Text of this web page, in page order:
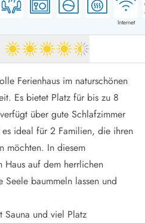
Internet
4.5 von 5
Ferienhaus im naturschönen
Es bietet Platz für bis zu 8
über gute Schlafzimmer
ideal für 2 Familien, die ihren
möchten. In diesem
Haus auf dem herrlichen
baummeln lassen und
Sauna und viel Platz